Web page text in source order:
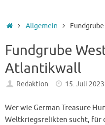
Startseite
Allgemein
Fundgrube
Atlantikwall
Redaktion 15. Juli 2023
Wer wie German Treasure
Weltkriegsrelikten sucht, für